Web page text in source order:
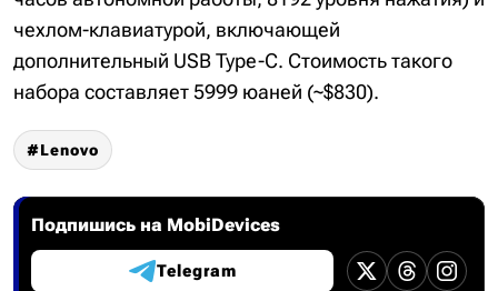
чехлом-клавиатурой, включающей
дополнительный USB Type-C. Стоимость такого
набора составляет 5999 юаней (~$830).
Lenovo
Подпишись на MobiDevices
Telegram